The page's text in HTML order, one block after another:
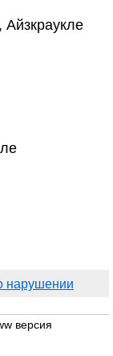
Айзкраукле
нарушении
версия